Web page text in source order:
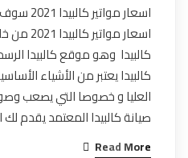
اسعار
اسعار
كالبيدا وهو موقع كالبيدا
كالبيدا يعتبر من الأشياء
العليا و خصوصا التي يصعب
صيانة كالبيدا المعتمد يقدم
Read More